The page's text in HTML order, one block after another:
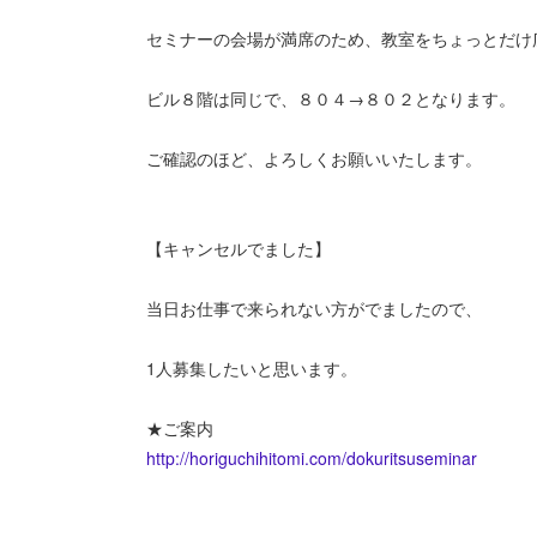
セミナーの会場が満席のため、教室をちょっとだけ
ビル８階は同じで、８０４→８０２となります。
ご確認のほど、よろしくお願いいたします。
【キャンセルでました】
当日お仕事で来られない方がでましたので、
1人募集したいと思います。
★ご案内
http://horiguchihitomi.com/dokuritsuseminar